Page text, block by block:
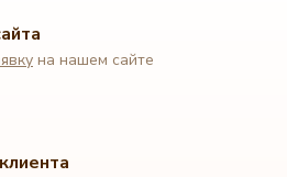
на нашем сайте